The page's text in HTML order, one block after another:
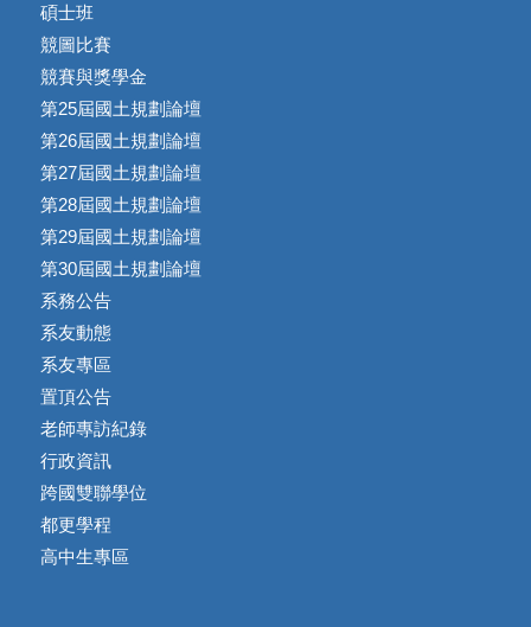
碩士班
競圖比賽
競賽與獎學金
第25屆國土規劃論壇
第26屆國土規劃論壇
第27屆國土規劃論壇
第28屆國土規劃論壇
第29屆國土規劃論壇
第30屆國土規劃論壇
系務公告
系友動態
系友專區
置頂公告
老師專訪紀錄
行政資訊
跨國雙聯學位
都更學程
高中生專區